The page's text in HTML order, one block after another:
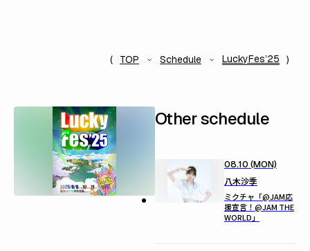
TOP Schedule LuckyFes’25
Other schedule
08.10 (MON)
八木沙季
ミクチャ「@JAM応
援宣言！@JAM THE
WORLD」